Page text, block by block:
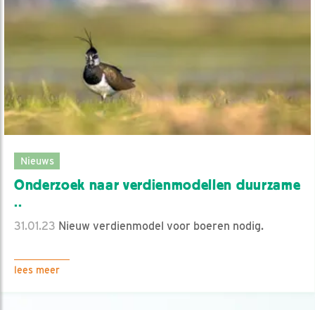
Nieuws
Onderzoek naar verdienmodellen duurzame
..
31.01.23 Nieuw verdienmodel voor boeren nodig.
lees meer